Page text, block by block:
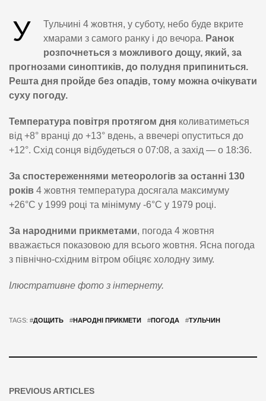
У
Тульчині 4 жовтня, у суботу, небо буде вкрите
хмарами з самого ранку і до вечора. Ранок
розпочнеться з можливого дощу, який, за
прогнозами синоптиків, до полудня припиниться.
Решта дня пройде без опадів, тому можна очікувати
суху погоду.
Температура повітря протягом дня коливатиметься
від +8° вранці до +13° вдень, а ввечері опуститься до
+12°. Схід сонця відбудеться о 07:08, а захід — о 18:36.
За спостереженнями метеорологів за останні 130
років 4 жовтня температура досягала максимуму
+26°C у 1999 році та мінімуму -6°C у 1979 році.
За народними прикметами, погода 4 жовтня
вважається показовою для всього жовтня. Ясна погода
з північно-східним вітром обіцяє холодну зиму.
Ілюстративне фото з інтернету.
TAGS: #ДОЩИТЬ #НАРОДНІ ПРИКМЕТИ #ПОГОДА #ТУЛЬЧИН
PREVIOUS ARTICLES